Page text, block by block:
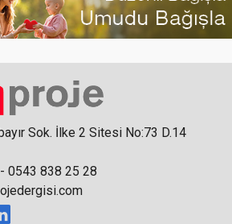
Yapanlar Tatilin Keyfini
büyüme yaşayan Mısır, EMITT
ile ilişkilerini derinleştiriyor
Sok. İlke 2 Sitesi No:73 D.14
0543 838 25 28